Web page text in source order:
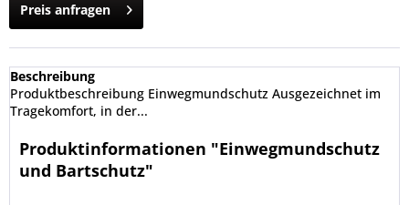
Preis anfragen
Beschreibung
Produktbeschreibung Einwegmundschutz Ausgezeichnet im
Tragekomfort, in der...
Produktinformationen "Einwegmundschutz
und Bartschutz"